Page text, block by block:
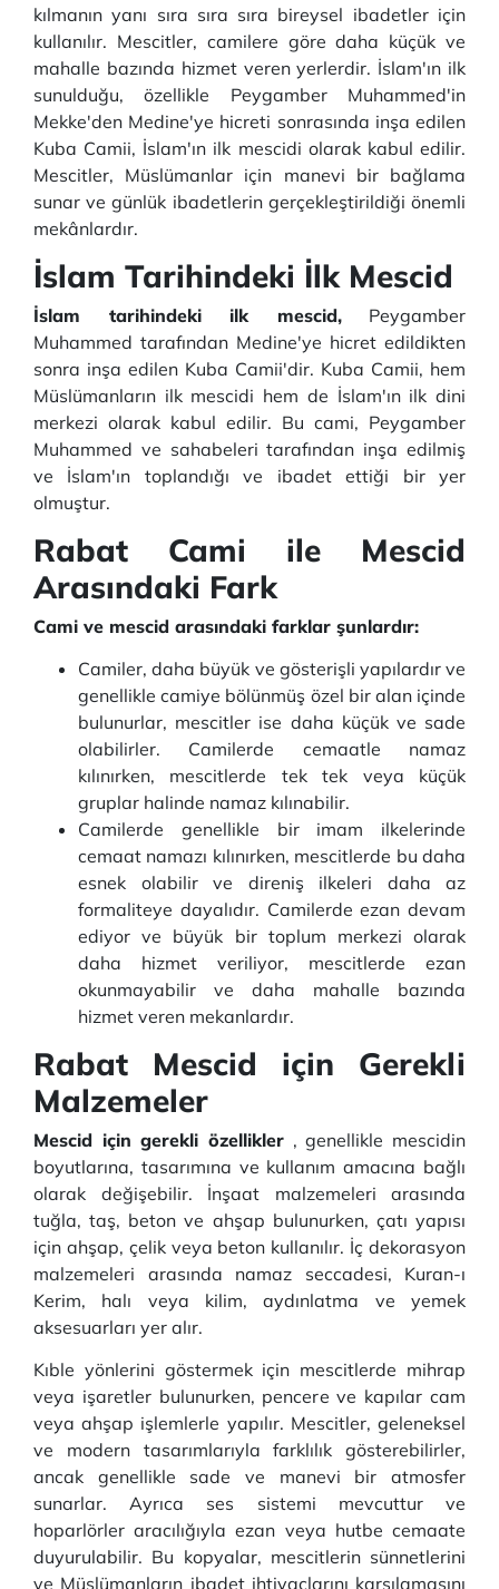
kılmanın yanı sıra sıra sıra bireysel ibadetler için
kullanılır. Mescitler, camilere göre daha küçük ve
mahalle bazında hizmet veren yerlerdir. İslam'ın ilk
sunulduğu, özellikle Peygamber Muhammed'in
Mekke'den Medine'ye hicreti sonrasında inşa edilen
Kuba Camii, İslam'ın ilk mescidi olarak kabul edilir.
Mescitler, Müslümanlar için manevi bir bağlama
sunar ve günlük ibadetlerin gerçekleştirildiği önemli
mekânlardır.
İslam Tarihindeki İlk Mescid
İslam tarihindeki ilk mescid,Peygamber
Muhammed tarafından Medine'ye hicret edildikten
sonra inşa edilen Kuba Camii'dir. Kuba Camii, hem
Müslümanların ilk mescidi hem de İslam'ın ilk dini
merkezi olarak kabul edilir. Bu cami, Peygamber
Muhammed ve sahabeleri tarafından inşa edilmiş
ve İslam'ın toplandığı ve ibadet ettiği bir yer
olmuştur.
Rabat Cami ile Mescid
Arasındaki Fark
Cami ve mescid arasındaki farklar şunlardır:
Camiler, daha büyük ve gösterişli yapılardır ve
genellikle camiye bölünmüş özel bir alan içinde
bulunurlar, mescitler ise daha küçük ve sade
olabilirler. Camilerde cemaatle namaz
kılınırken, mescitlerde tek tek veya küçük
gruplar halinde namaz kılınabilir.
Camilerde genellikle bir imam ilkelerinde
cemaat namazı kılınırken, mescitlerde bu daha
esnek olabilir ve direniş ilkeleri daha az
formaliteye dayalıdır. Camilerde ezan devam
ediyor ve büyük bir toplum merkezi olarak
daha hizmet veriliyor, mescitlerde ezan
okunmayabilir ve daha mahalle bazında
hizmet veren mekanlardır.
Rabat Mescid için Gerekli
Malzemeler
Mescid için gerekli özellikler , genellikle mescidin
boyutlarına, tasarımına ve kullanım amacına bağlı
olarak değişebilir. İnşaat malzemeleri arasında
tuğla, taş, beton ve ahşap bulunurken, çatı yapısı
için ahşap, çelik veya beton kullanılır. İç dekorasyon
malzemeleri arasında namaz seccadesi, Kuran-ı
Kerim, halı veya kilim, aydınlatma ve yemek
aksesuarları yer alır.
Kıble yönlerini göstermek için mescitlerde mihrap
veya işaretler bulunurken, pencere ve kapılar cam
veya ahşap işlemlerle yapılır. Mescitler, geleneksel
ve modern tasarımlarıyla farklılık gösterebilirler,
ancak genellikle sade ve manevi bir atmosfer
sunarlar.Ayrıca ses sistemi mevcuttur ve
hoparlörler aracılığıyla ezan veya hutbe cemaate
duyurulabilir. Bu kopyalar, mescitlerin sünnetlerini
ve Müslümanların ibadet ihtiyaçlarını karşılamasını